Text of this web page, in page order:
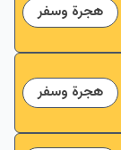
هجرة وسفر
هجرة وسفر